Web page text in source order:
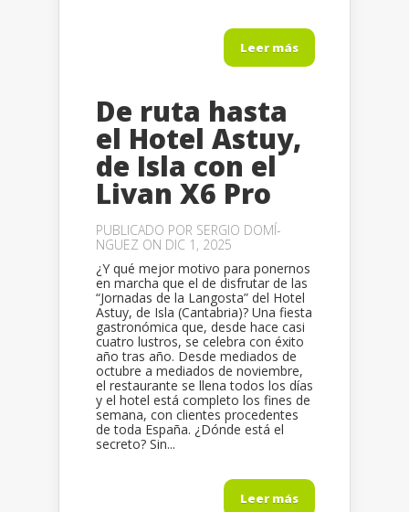
Leer más
De ruta hasta
el Hotel Astuy,
de Isla con el
Livan X6 Pro
PUBLICADO POR SERGIO DOMÍ­
NGUEZ ON DIC 1, 2025
¿Y qué mejor motivo para ponernos
en marcha que el de disfrutar de las
“Jornadas de la Langosta” del Hotel
Astuy, de Isla (Cantabria)? Una fiesta
gastronómica que, desde hace casi
cuatro lustros, se celebra con éxito
año tras año. Desde mediados de
octubre a mediados de noviembre,
el restaurante se llena todos los días
y el hotel está completo los fines de
semana, con clientes procedentes
de toda España. ¿Dónde está el
secreto? Sin...
Leer más